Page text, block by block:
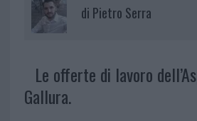
di Pietro Serra
Le offerte di lavoro
Gallura.